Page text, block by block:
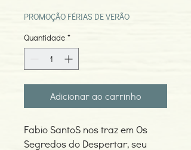
PROMOÇÃO FÉRIAS DE VERÃO
Quantidade *
Adicionar ao carrinho
Fabio SantoS nos traz em Os
Segredos do Despertar, seu